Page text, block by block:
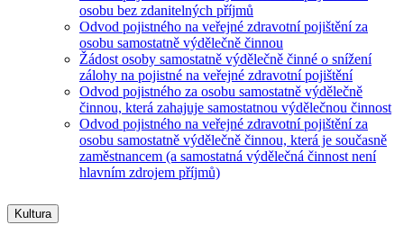
osobu bez zdanitelných příjmů
Odvod pojistného na veřejné zdravotní pojištění za
osobu samostatně výdělečně činnou
Žádost osoby samostatně výdělečně činné o snížení
zálohy na pojistné na veřejné zdravotní pojištění
Odvod pojistného za osobu samostatně výdělečně
činnou, která zahajuje samostatnou výdělečnou činnost
Odvod pojistného na veřejné zdravotní pojištění za
osobu samostatně výdělečně činnou, která je současně
zaměstnancem (a samostatná výdělečná činnost není
hlavním zdrojem příjmů)
Kultura